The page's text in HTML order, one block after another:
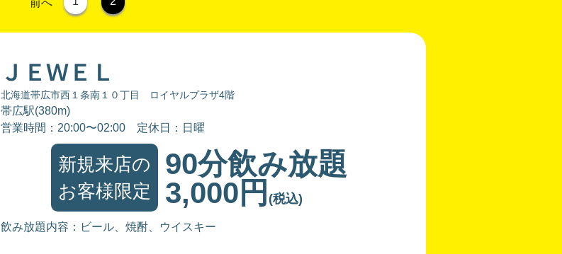
前へ
ＪＥＷＥＬ
北海道帯広市西１条南１０丁目 ロイヤルプラザ4階
帯広駅(380m)
営業時間：20:00〜02:00
定休日：日曜
新規来店の
お客様限定
90分飲み放題
3,000円 (税込)
飲み放題内容：ビール、焼酎、ウイスキー